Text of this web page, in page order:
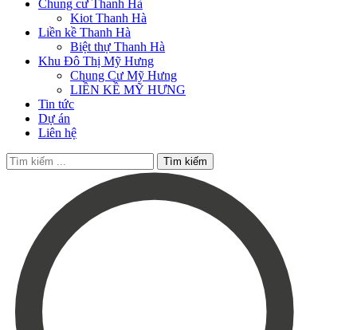
Chung cư Thanh Hà
Kiot Thanh Hà
Liền kề Thanh Hà
Biệt thự Thanh Hà
Khu Đô Thị Mỹ Hưng
Chung Cư Mỹ Hưng
LIỀN KỀ MỸ HƯNG
Tin tức
Dự án
Liên hệ